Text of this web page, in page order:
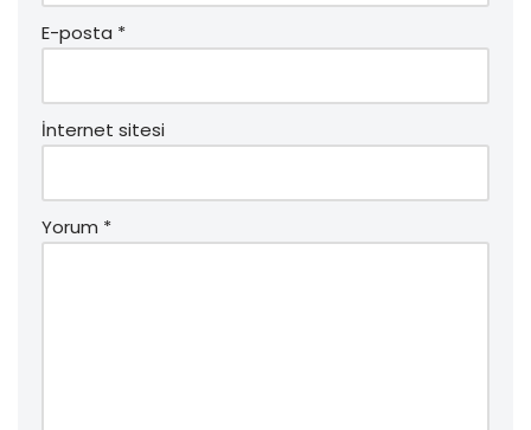
E-posta *
İnternet sitesi
Yorum *